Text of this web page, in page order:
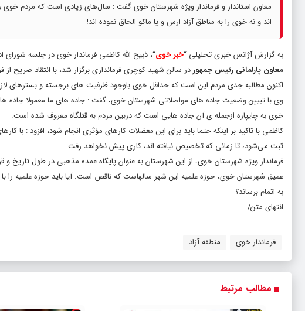
معاون استاندار و فرماندار ویژه شهرستان خوی گفت : سال‌های زیادی است که مردم خوی
اند و نه خوی را به مناطق آزاد ارس و یا ماکو الحاق نموده اند!
به گزارش آژانس خبری تحلیلی “خبر خوی“، ذبیح الله کاظمی فرماندار خوی در جلسه شورای اداری این
معاون پارلمانی رئیس جمهوردر سالن شهید کوچری فرمانداری برگزار شد، با انتقاد صریح
اکنون مطالبه جدی مردم این است که حداقل خوی باوجود ظرفیت های برجسته و بسترهای
وی با تبیین وضعیت جاده های مواصلاتی شهرستان خوی، گفت : جاده های ما معمولا جاده
خوی به چایپاره ازجمله ی آن جاده هایی است که دربین مردم به قتلگاه معروف شده است.
کاظمی با تاکید بر اینکه حتما باید برای این معضلات کارهای مؤثری انجام شود، افزود :
ثبت می‌شود، تا زمانی که تخصیص نیافته اند، کاری پیش نخواهد رفت.
فرماندار ویژه شهرستان خوی، از این شهرستان به عنوان پایگاه عمده مذهبی در طول
عمیق شهرستان خوی، حوزه علمیه این شهر سالهاست که ناقص است. آیا باید حوزه علمیه را
به اتمام برساند؟
انتهای متن/
فرماندار خوی منطقه آزاد
مطالب مرتبط